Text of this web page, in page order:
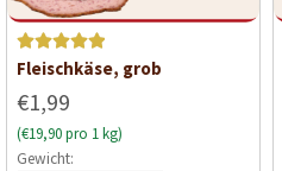
Bewerte
von 5
Fleischkäse, grob
€1,99
(€19,90 pro 1 kg)
Gewicht: